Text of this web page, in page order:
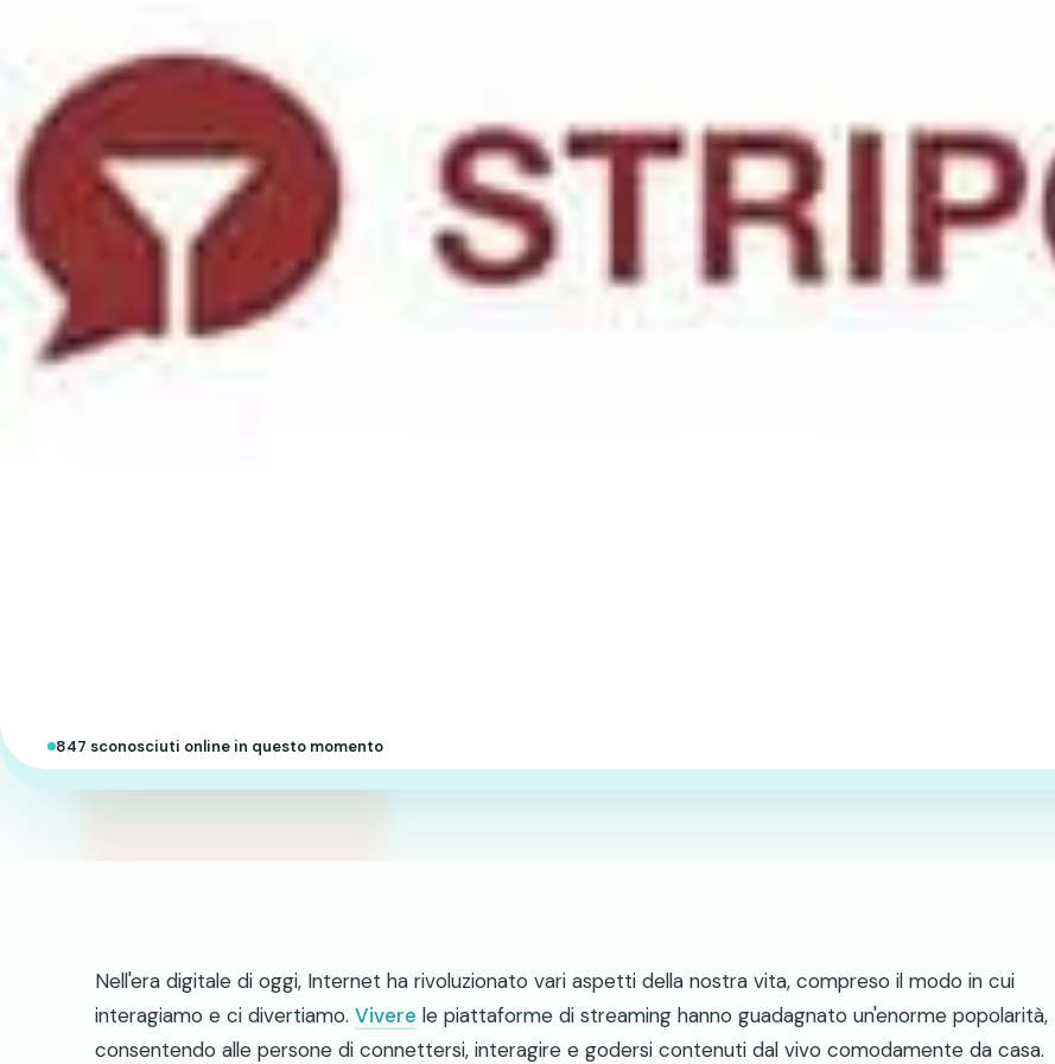
847 sconosciuti online in questo momento
Nell'era digitale di oggi, Internet ha rivoluzionato vari aspetti della nostra vita, compreso il modo in cui
interagiamo e ci divertiamo. Vivere le piattaforme di streaming hanno guadagnato un'enorme popolarità,
consentendo alle persone di connettersi, interagire e godersi contenuti dal vivo comodamente da casa.